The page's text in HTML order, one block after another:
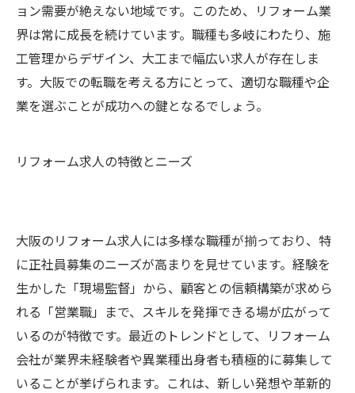
ョン需要が絶えない地域です。このため、リフォーム業
界は常に成長を続けています。職種も多岐にわたり、施
工管理からデザイン、大工まで幅広い求人が存在しま
す。大阪での転職を考える方にとって、適切な職種や企
業を選ぶことが成功への鍵となるでしょう。
リフォーム求人の特徴とニーズ
大阪のリフォーム求人には多様な職種が揃っており、特
に正社員募集のニーズが高まりを見せています。経験を
生かした「現場監督」から、顧客との信頼構築が求めら
れる「営業職」まで、スキルを発揮できる場が広がって
いるのが特徴です。最近のトレンドとして、リフォーム
会社が業界未経験者や異業種出身者も積極的に募集して
いることが挙げられます。これは、新しい発想や革新的